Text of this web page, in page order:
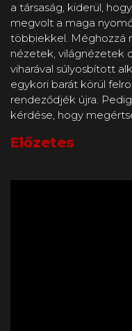
a társaság, kiderül,
megvolt a maga
többiekkel. Méghozzá
nézetek, világnézetek
viharával súlyosbított
egykori barát körül
rendeződjék újra.
kérdése, hogy
Előzetes